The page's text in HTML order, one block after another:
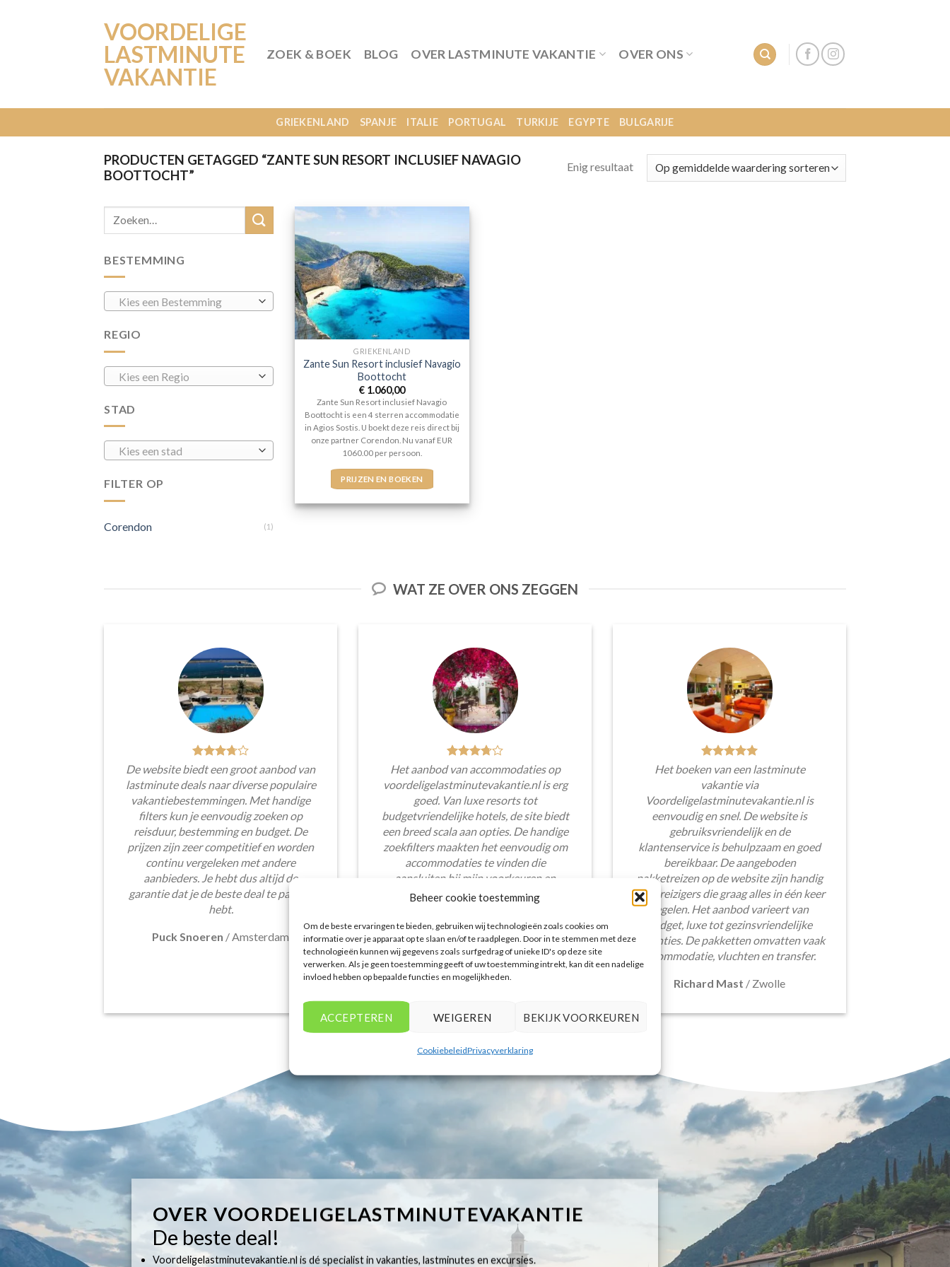
Beheer cookie toestemming
Om de beste ervaringen te bieden, gebruiken wij technologieën zoals cookies om
informatie over je apparaat op te slaan en/of te raadplegen. Door in te stemmen met deze
technologieën kunnen wij gegevens zoals surfgedrag of unieke ID's op deze site
verwerken. Als je geen toestemming geeft of uw toestemming intrekt, kan dit een nadelige
invloed hebben op bepaalde functies en mogelijkheden.
ACCEPTEREN WEIGEREN BEKIJK VOORKEUREN
CookiebeleidPrivacyverklaring
VOORDELIGE
LASTMINUTE
VAKANTIE
ZOEK & BOEK BLOG OVER LASTMINUTE VAKANTIE OVER ONS
GRIEKENLAND SPANJE ITALIE PORTUGAL TURKIJE EGYPTE BULGARIJE
PRODUCTEN GETAGGED “ZANTE SUN RESORT INCLUSIEF NAVAGIO
BOOTTOCHT”
Enig resultaat
BESTEMMING
Kies een Bestemming
REGIO
Kies een Regio
STAD
Kies een stad
FILTER OP
Corendon (1)
GRIEKENLAND
Zante Sun Resort inclusief Navagio
Boottocht
€1.060,00
Zante Sun Resort inclusief Navagio
Boottocht is een 4 sterren accommodatie
in Agios Sostis. U boekt deze reis direct bij
onze partner Corendon. Nu vanaf EUR
1060.00 per persoon.
PRIJZEN EN BOEKEN
WAT ZE OVER ONS ZEGGEN
De website biedt een groot aanbod van
lastminute deals naar diverse populaire
vakantiebestemmingen. Met handige
filters kun je eenvoudig zoeken op
reisduur, bestemming en budget. De
prijzen zijn zeer competitief en worden
continu vergeleken met andere
aanbieders. Je hebt dus altijd de
garantie dat je de beste deal te pakken
hebt.
Puck Snoeren /Amsterdam
Het aanbod van accommodaties op
voordeligelastminutevakantie.nl is erg
goed. Van luxe resorts tot
budgetvriendelijke hotels, de site biedt
een breed scala aan opties. De handige
zoekfilters maakten het eenvoudig om
accommodaties te vinden die
aansluiten bij mijn voorkeuren en
budget.
Tim Beukers/ Tilburg
Het boeken van een lastminute
vakantie via
Voordeligelastminutevakantie.nl is
eenvoudig en snel. De website is
gebruiksvriendelijk en de
klantenservice is behulpzaam en goed
bereikbaar. De aangeboden
pakketreizen op de website zijn handig
voor reizigers die graag alles in één keer
regelen. Het aanbod varieert van
budget, luxe tot gezinsvriendelijke
vakanties. De pakketten omvatten vaak
accommodatie, vluchten en transfer.
Richard Mast / Zwolle
OVER VOORDELIGELASTMINUTEVAKANTIE
De beste deal!
Voordeligelastminutevakantie.nl is dé specialist in vakanties, lastminutes en excursies.